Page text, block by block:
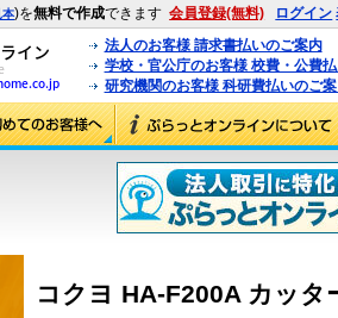
本)を無料で作成できます 会員登録(無料) ログイン
法人のお客様 請求書払いのご案内
学校・官公庁のお客様 校費・公費
研究機関のお客様 科研費払いのご
コクヨ HA-F200A カッタ